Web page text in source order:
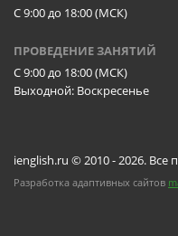
C 9:00 до 18:00 (МСК)
ПРОВЕДЕНИЕ ЗАНЯТИЙ
C 9:00 до 18:00 (МСК)
Выходной: Воскресенье
ienglish.ru © 2010 - 2026.
Разработка адаптивных сайтов